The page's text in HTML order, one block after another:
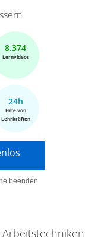
8.374
Lernvideos
24h
Hilfe von
Lehrkräften
beenden